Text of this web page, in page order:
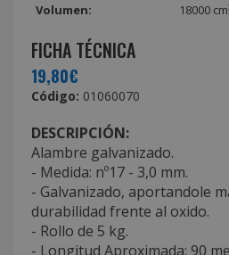
Volumen:
18000
FICHA TÉCNICA
19,80€
Código: 01060070
DESCRIPCIÓN:
Alambre galvanizado.
- Medida: nº17 - 3,0 mm.
- Galvanizado, aportandole
durabilidad frente al oxido.
- Rollo de 5 kg.
- Longitud Aproximada: 90